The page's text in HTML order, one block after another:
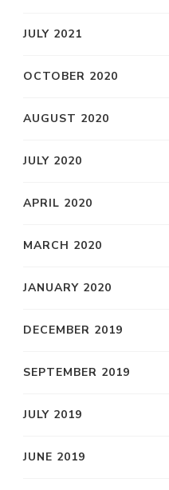
JULY 2021
OCTOBER 2020
AUGUST 2020
JULY 2020
APRIL 2020
MARCH 2020
JANUARY 2020
DECEMBER 2019
SEPTEMBER 2019
JULY 2019
JUNE 2019